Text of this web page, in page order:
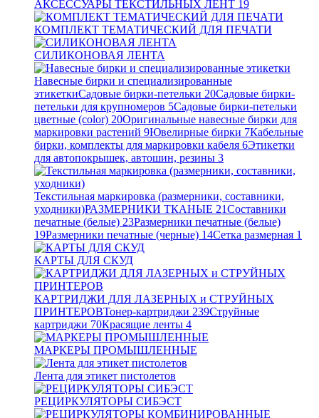
АКСЕССУАРЫ ТЕКСТИЛЬНЫХ ЛЕНТ 19
КОМПЛЕКТ ТЕМАТИЧЕСКИЙ ДЛЯ ПЕЧАТИ
СИЛИКОНОВАЯ ЛЕНТА
Навесные бирки и специализированные
этикеткиСадовые бирки-петельки 20Садовые бирки-
петельки для крупномеров 5Садовые бирки-петельки
цветные (color) 20Оригинальные навесные бирки для
маркировки растений 9Ювелирные бирки 7Кабельные
бирки, комплекты для маркировки кабеля 6Этикетки
для автопокрышек, автошин, резины 3
Текстильная маркировка (размерники, составники,
уходники)РАЗМЕРНИКИ ТКАНЫЕ 21Составники
печатные (белые) 23Размерники печатные (белые)
19Размерники печатные (черные) 14Сетка размерная 1
КАРТЫ ДЛЯ СКУД
КАРТРИДЖИ ДЛЯ ЛАЗЕРНЫХ и СТРУЙНЫХ
ПРИНТЕРОВТонер-картриджи 239Струйные
картриджи 70Красящие ленты 4
МАРКЕРЫ ПРОМЫШЛЕННЫЕ
Лента для этикет пистолетов
РЕЦИРКУЛЯТОРЫ СИБЭСТ